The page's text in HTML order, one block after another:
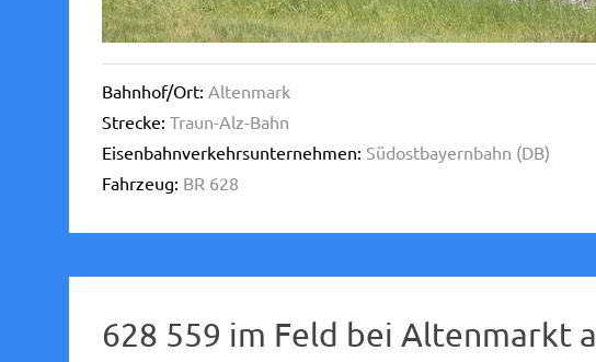
Bahnhof/Ort: Altenmark
Strecke: Traun-Alz-Bahn
Eisenbahnverkehrsunternehmen: Südostbayernbahn (DB)
Fahrzeug: BR 628
628 559 im Feld bei Altenmarkt